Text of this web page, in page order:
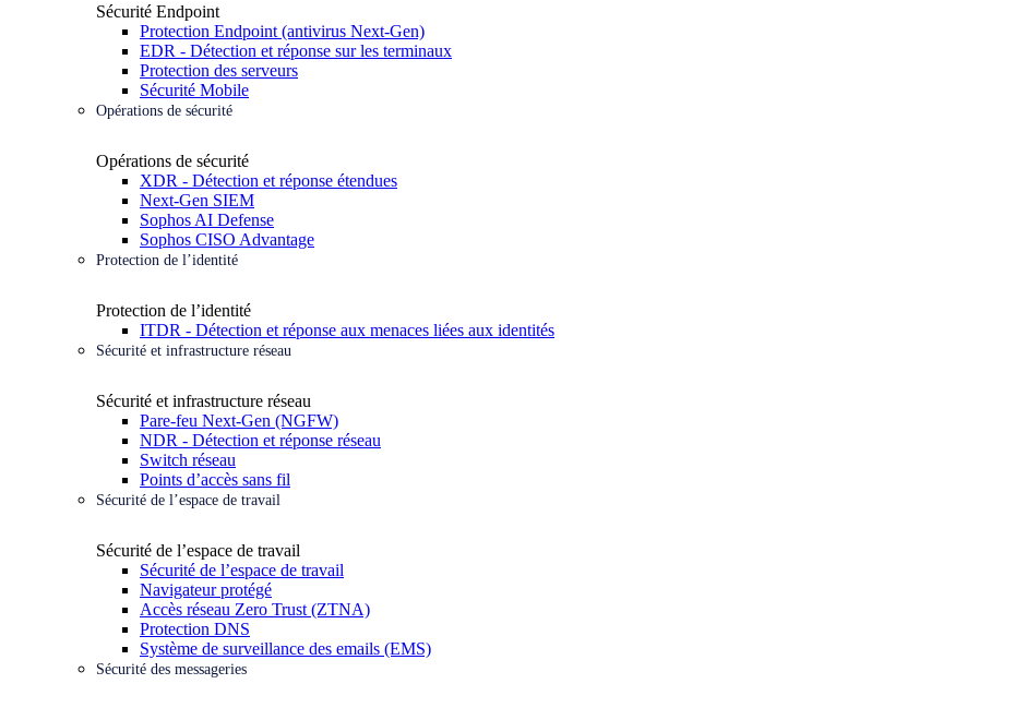
Sécurité Endpoint
Protection Endpoint (antivirus Next-Gen)
EDR - Détection et réponse sur les terminaux
Protection des serveurs
Sécurité Mobile
Opérations de sécurité
Opérations de sécurité
XDR - Détection et réponse étendues
Next-Gen SIEM
Sophos AI Defense
Sophos CISO Advantage
Protection de l’identité
Protection de l’identité
ITDR - Détection et réponse aux menaces liées aux identités
Sécurité et infrastructure réseau
Sécurité et infrastructure réseau
Pare-feu Next-Gen (NGFW)
NDR - Détection et réponse réseau
Switch réseau
Points d’accès sans fil
Sécurité de l’espace de travail
Sécurité de l’espace de travail
Sécurité de l’espace de travail
Navigateur protégé
Accès réseau Zero Trust (ZTNA)
Protection DNS
Système de surveillance des emails (EMS)
Sécurité des messageries